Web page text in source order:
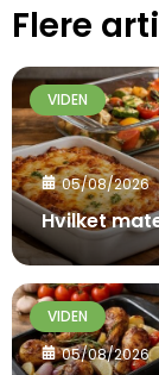
Flere
VIDEN
05/08/2026
Hvilket
VIDEN
05/08/2026